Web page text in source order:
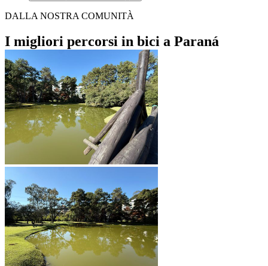
DALLA NOSTRA COMUNITÀ
I migliori percorsi in bici a Paraná